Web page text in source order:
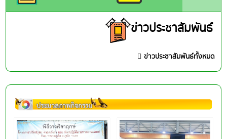
ข่าวประชาสัมพันธ์
ข่าวประชาสัมพันธ์ทั้งหมด